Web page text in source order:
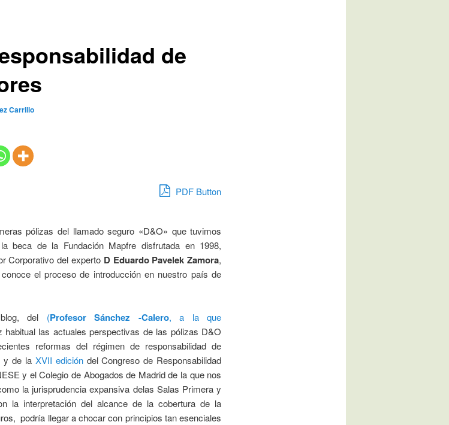
de
Carrillo
PDF Button
pólizas del llamado seguro «D&O» que tuvimos
beca de la Fundación Mapfre disfrutada en 1998,
Corporativo del experto D Eduardo Pavelek Zamora,
el proceso de introducción en nuestro país de
del (Profesor Sánchez -Calero, a la que
habitual las actuales perspectivas de las pólizas D&O
reformas del régimen de responsabilidad de
y de la XVII edicióndel Congreso de Responsabilidad
y el Colegio de Abogados de Madrid de la que nos
la jurisprudencia expansiva delas Salas Primera y
la interpretación del alcance de la cobertura de la
podría llegar a chocar con principios tan esenciales